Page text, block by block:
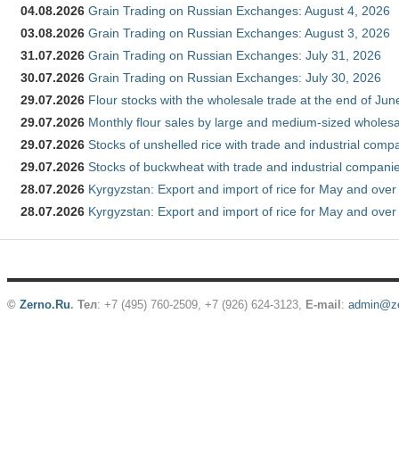
04.08.2026 Grain Trading on Russian Exchanges: August 4, 2026
03.08.2026 Grain Trading on Russian Exchanges: August 3, 2026
31.07.2026 Grain Trading on Russian Exchanges: July 31, 2026
30.07.2026 Grain Trading on Russian Exchanges: July 30, 2026
29.07.2026 Flour stocks with the wholesale trade at the end of
29.07.2026 Monthly flour sales by large and medium-sized
29.07.2026 Stocks of unshelled rice with trade and industrial
29.07.2026 Stocks of buckwheat with trade and industrial
28.07.2026 Kyrgyzstan: Export and import of rice for May and
28.07.2026 Kyrgyzstan: Export and import of rice for May and
© Zerno.Ru. Тел: +7 (495) 760-2509, +7 (926) 624-3123, E-mail :